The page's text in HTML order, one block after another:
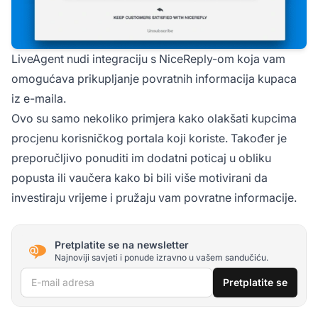
LiveAgent nudi integraciju s NiceReply-om koja vam
omogućava prikupljanje povratnih informacija kupaca
iz e-maila.
Ovo su samo nekoliko primjera kako olakšati kupcima
procjenu korisničkog portala koji koriste. Također je
preporučljivo ponuditi im dodatni poticaj u obliku
popusta ili vaučera kako bi bili više motivirani da
investiraju vrijeme i pružaju vam povratne informacije.
Pretplatite se na newsletter
Najnoviji savjeti i ponude izravno u vašem sandučiću.
E-mail adresa Pretplatite se